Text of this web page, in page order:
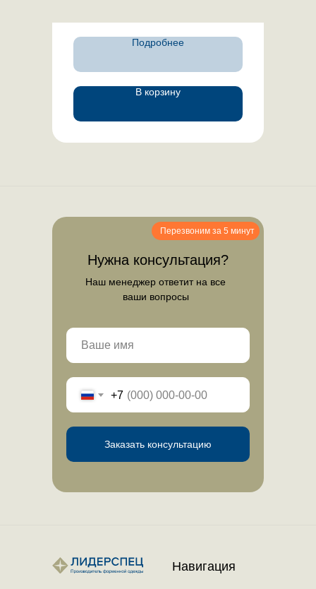
Подробнее
В корзину
+7
Заказать консультацию
Нужна консультация?
Наш менеджер ответит на все
ваши вопросы
Перезвоним за 5 минут
Навигация